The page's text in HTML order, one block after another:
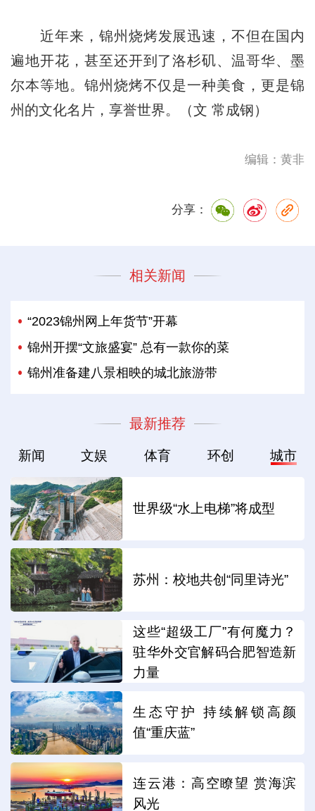
近年来， 锦州烧烤发展迅速，不但在国内
遍地开花，甚至还开到了洛杉矶、温哥华、墨
尔本等地。锦州烧烤不仅是一种美食，更是锦
州的文化名片，享誉世界。（文 常成钢）
编辑：黄非
分享：
相关新闻
“2023锦州网上年货节”开幕
锦州开摆“文旅盛宴” 总有一款你的菜
锦州准备建八景相映的城北旅游带
最新推荐
新闻 文娱 体育 环创 城市
世界级“水上电梯”将成型
苏州：校地共创“同里诗光”
这些“超级工厂”有何魔力？
驻华外交官解码合肥智造新
力量
生态守护 持续解锁高颜
值“重庆蓝”
连云港：高空瞭望 赏海滨
风光